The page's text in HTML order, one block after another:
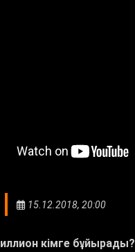
15.12.2018, 20:00
кімге